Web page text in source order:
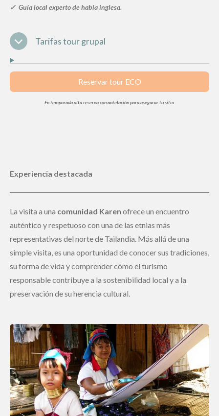
✓ Guía local experto de habla inglesa.
Tarifas tour grupal
Reservar tour ECO
En temporada alta reserva con antelación para asegurar tu sitio.
Experiencia destacada
La visita a una comunidad Karen ofrece un encuentro
auténtico y respetuoso con una de las etnias más
representativas del norte de Tailandia. Más allá de una
simple visita, es una oportunidad de conocer sus tradiciones,
su forma de vida y comprender cómo el turismo
responsable contribuye a la sostenibilidad local y a la
preservación de su herencia cultural.